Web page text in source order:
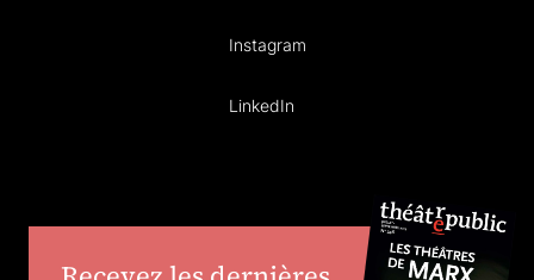
Instagram
LinkedIn